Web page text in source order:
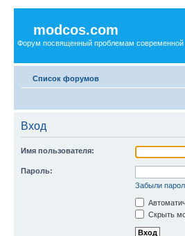
modcos.com
Форум посвященный проблемам современной
Список форумов
Вход
Имя пользователя:
Пароль:
Забыли
Скрыть